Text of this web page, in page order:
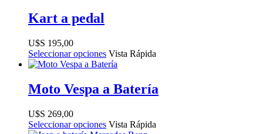
Kart a pedal
$
195,00
Seleccionar opciones Vista Rápida
Moto Vespa a Batería
$
269,00
Seleccionar opciones Vista Rápida